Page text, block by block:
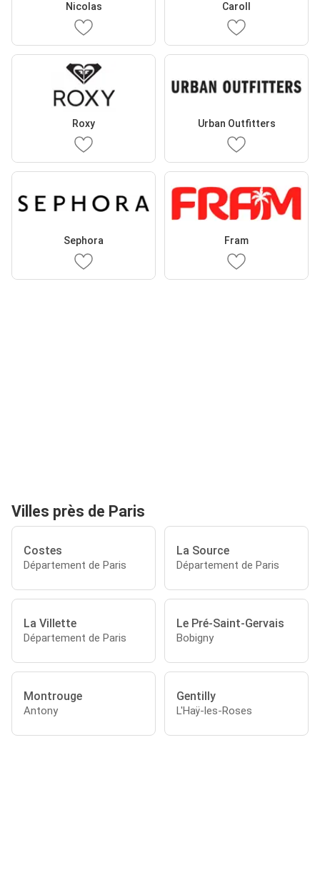
Nicolas Caroll
Roxy Urban Outfitters
Sephora Fram
Villes près de Paris
Costes
Département de Paris
La Source
Département de Paris
La Villette
Département de Paris
Le Pré-Saint-Gervais
Bobigny
Montrouge
Antony
Gentilly
L'Haÿ-les-Roses